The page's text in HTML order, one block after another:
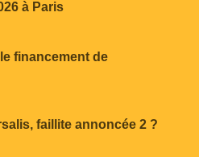
à Paris
financement de
faillite annoncée 2 ?